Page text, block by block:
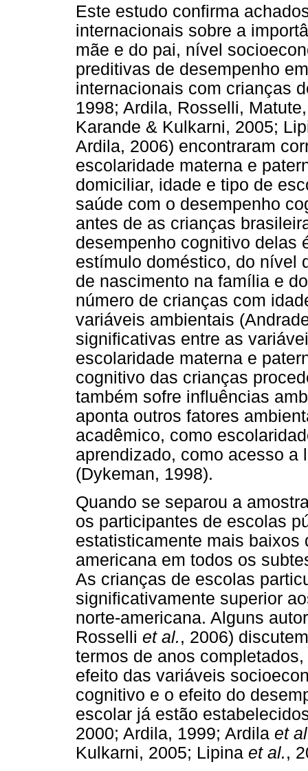
Este estudo confirma
internacionais sobre a
mãe e do pai, nível
preditivas de desempenho
internacionais com crianças
1998; Ardila, Rosselli,
Karande & Kulkarni, 2005;
Ardila, 2006) encontraram
escolaridade­ materna e
domiciliar, idade e tipo de
saúde com o desempenho
antes de as crianças
desempenho cognitivo delas
estímulo doméstico, do nível
de nascimento na família e
número de crianças com
variáveis ambientais
significativas entre as
escolaridade materna e
cognitivo das crianças
também sofre influências
aponta outros fatores
acadêmico, como
aprendizado, como acesso a
(Dykeman, 1998).
Quando se separou a
os participantes de escolas
estatisticamente mais baixos
americana em todos os
As crianças de escolas
significativamente superior
norte-americana. Alguns
Rosselli et al., 2006)
termos de anos
efeito das variáveis
cognitivo e o efeito do
escolar já estão
2000; Ardila, 1999; Ardila et
Kulkarni, 2005; Lipina et al.,